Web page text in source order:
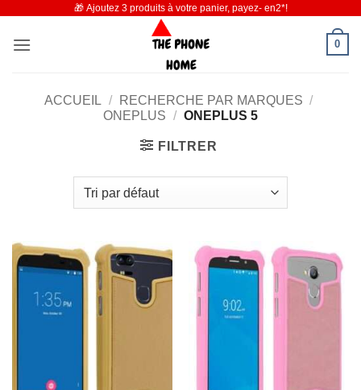
contenu
🎁 Ajoutez 3 produits à votre panier, payez- en2*!
0
ACCUEIL / RECHERCHE PAR MARQUES /
ONEPLUS / ONEPLUS 5
FILTRER